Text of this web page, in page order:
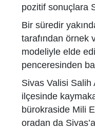
pozitif sonuçlara
Bir süredir
tarafından örnek
modeliyle elde
penceresinden
Sivas Valisi Salih
ilçesinde
bürokraside Mili
oradan da